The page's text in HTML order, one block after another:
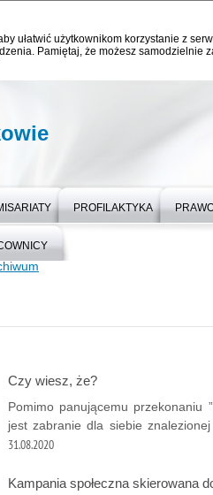
ułatwić użytkownikom korzystanie z
Pamiętaj, że możesz
PROFILAKTYKA
Czy wiesz, że?
Pomimo panującemu przekonaniu
jest zabranie dla siebie znalezionej
31.08.2020
Kampania społeczna skierowana